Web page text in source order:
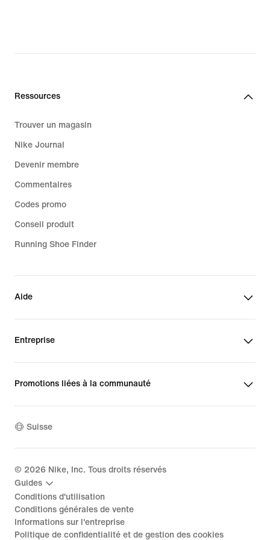
Ressources
Trouver un magasin
Nike Journal
Devenir membre
Commentaires
Codes promo
Conseil produit
Running Shoe Finder
Aide
Entreprise
Promotions liées à la communauté
Suisse
© 2026 Nike, Inc. Tous droits réservés
Guides
Conditions d'utilisation
Conditions générales de vente
Informations sur l'entreprise
Politique de confidentialité et de gestion des cookies